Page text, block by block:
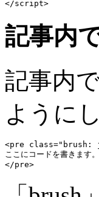
記事内
記事内
ように
<pre class="brush:
ここにコードを書きます。